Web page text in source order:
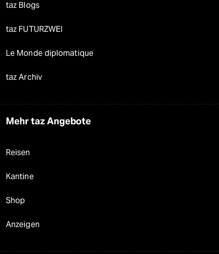
taz Blogs
taz FUTURZWEI
Le Monde diplomatique
taz Archiv
Mehr taz Angebote
Reisen
Kantine
Shop
Anzeigen